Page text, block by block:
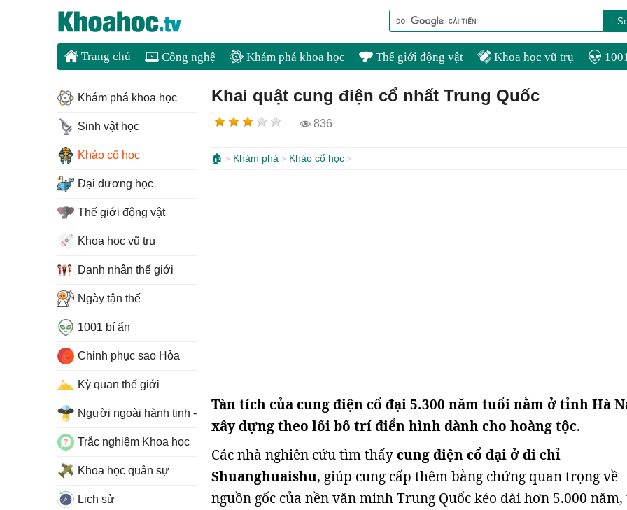
Trang chủ Công nghệ Khám phá khoa học Thế giới động vật Khoa học vũ trụ
Khai quật cung điện cổ nhất Trung Quốc
836
🏠 Khám phá Khảo cổ học
Tàn tích của cung điện cổ đại 5.300 năm tuổi nằm ở tỉnh Hà
xây dựng theo lối bố trí điển hình dành cho hoàng tộc.
Các nhà nghiên cứu tìm thấy cung điện cổ đại ở di chỉ
Shuanghuaishu, giúp cung cấp thêm bằng chứng quan trọng về
nguồn gốc của nền văn minh Trung Quốc kéo dài hơn 5.000 năm,
Khám phá khoa học
Sinh vật học
Khảo cổ học
Đại dương học
Thế giới động vật
Khoa học vũ trụ
Danh nhân thế giới
Ngày tận thế
1001 bí ẩn
Chinh phục sao Hỏa
Kỳ quan thế giới
Người ngoài hành tinh - UFO
Trắc nghiệm Khoa học
Khoa học quân sự
Lịch sử